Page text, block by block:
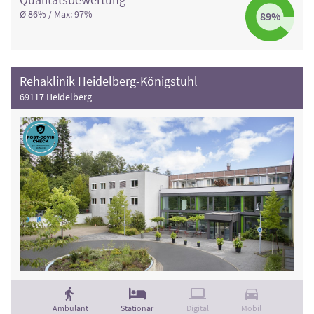
Ø 86% / Max: 97% 89%
Rehaklinik Heidelberg-Königstuhl
69117 Heidelberg
Ambulant Stationär Digital Mobil